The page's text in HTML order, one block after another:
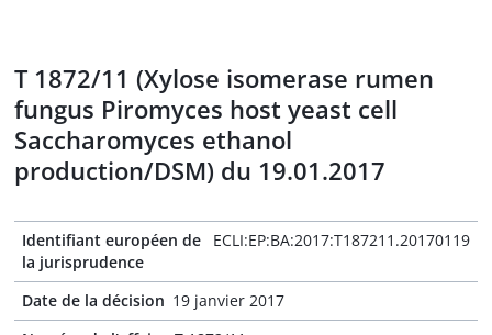
T 1872/11 (Xylose isomerase rumen
fungus Piromyces host yeast cell
Saccharomyces ethanol
production/DSM) du 19.01.2017
Identifiant européen de
la jurisprudence
ECLI:EP:BA:2017:T187211.20170119
Date de la décision 19 janvier 2017